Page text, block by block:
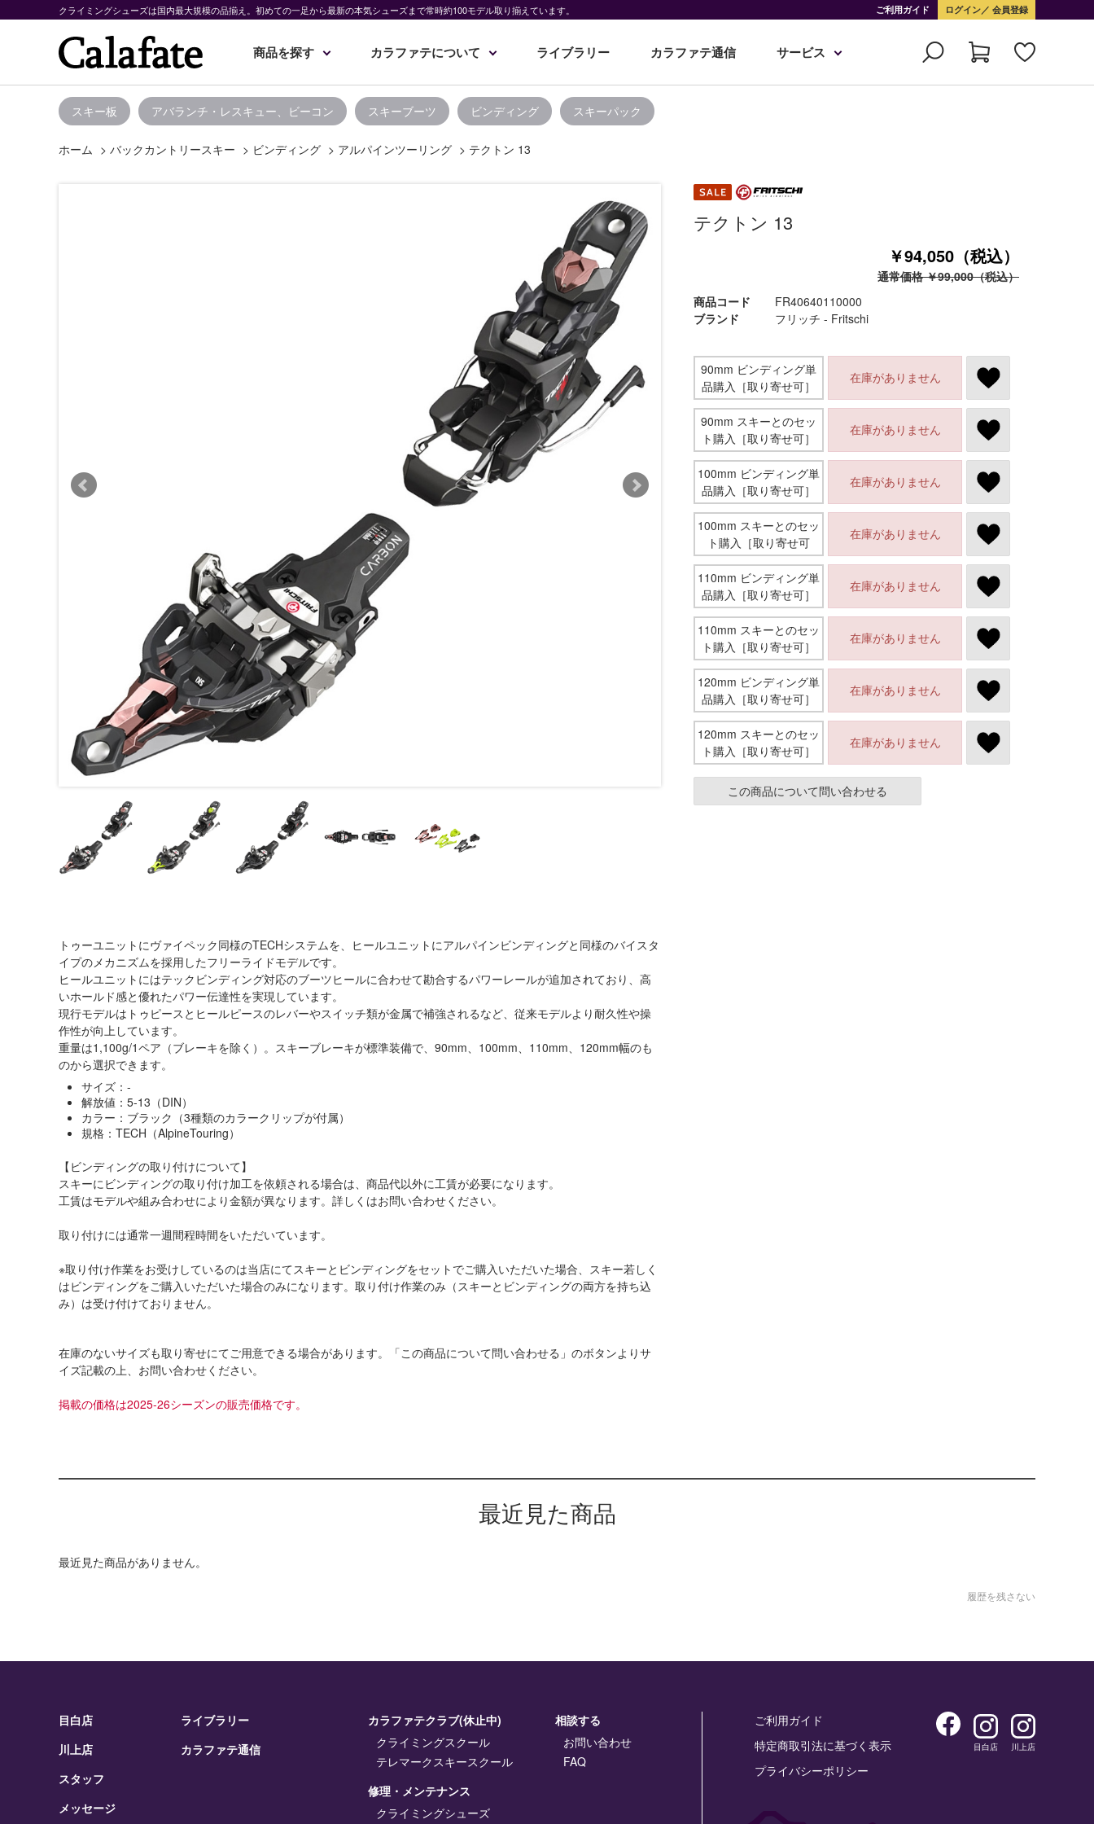
クライミングシューズは国内最大規模の品揃え。初めての一足から最新の本気シューズまで常時約100モデル取り揃えています。 ご利用ガイド ログイン 会員登録
商品を探す カラファテについて ライブラリー カラファテ通信 サービス
スキー板 アバランチ・レスキュー、ビーコン スキーブーツ ビンディング スキーパック
ホーム > バックカントリースキー > ビンディング > アルパインツーリング > テクトン 13
トゥーユニットにヴァイペック同様のTECHシステムを、ヒールユニットにアルパインビンディングと同様のバイスタ
イプのメカニズムを採用したフリーライドモデルです。
ヒールユニットにはテックビンディング対応のブーツヒールに合わせて勘合するパワーレールが追加されており、高
いホールド感と優れたパワー伝達性を実現しています。
現行モデルはトゥピースとヒールピースのレバーやスイッチ類が金属で補強されるなど、従来モデルより耐久性や操
作性が向上しています。
重量は1,100g/1ペア（ブレーキを除く）。スキーブレーキが標準装備で、90mm、100mm、110mm、120mm幅のも
のから選択できます。
サイズ：-
解放値：5-13（DIN）
カラー：ブラック（3種類のカラークリップが付属）
規格：TECH（AlpineTouring）
【ビンディングの取り付けについて】
スキーにビンディングの取り付け加工を依頼される場合は、商品代以外に工賃が必要になります。
工賃はモデルや組み合わせにより金額が異なります。詳しくはお問い合わせください。
取り付けには通常一週間程時間をいただいています。
※取り付け作業をお受けしているのは当店にてスキーとビンディングをセットでご購入いただいた場合、スキー若しく
はビンディングをご購入いただいた場合のみになります。取り付け作業のみ（スキーとビンディングの両方を持ち込
み）は受け付けておりません。
在庫のないサイズも取り寄せにてご用意できる場合があります。「この商品について問い合わせる」のボタンよりサ
イズ記載の上、お問い合わせください。
掲載の価格は2025-26シーズンの販売価格です。
テクトン 13
￥94,050（税込）
通常価格 ￥99,000（税込）
商品コード
FR40640110000
ブランド
フリッチ - Fritschi
90mm ビンディング単
品購入［取り寄せ可］
在庫がありません
90mm スキーとのセッ
ト購入［取り寄せ可］
在庫がありません
100mm ビンディング単
品購入［取り寄せ可］
在庫がありません
100mm スキーとのセッ
ト購入［取り寄せ可
在庫がありません
110mm ビンディング単
品購入［取り寄せ可］
在庫がありません
110mm スキーとのセッ
ト購入［取り寄せ可］
在庫がありません
120mm ビンディング単
品購入［取り寄せ可］
在庫がありません
120mm スキーとのセッ
ト購入［取り寄せ可］
在庫がありません
この商品について問い合わせる
最近見た商品
最近見た商品がありません。
履歴を残さない
目白店
川上店
スタッフ
メッセージ
ライブラリー
カラファテ通信
カラファテクラブ(休止中)
クライミングスクール
テレマークスキースクール
修理・メンテナンス
クライミングシューズ
相談する
お問い合わせ
FAQ
ご利用ガイド
特定商取引法に基づく表示
プライバシーポリシー
目白店 川上店